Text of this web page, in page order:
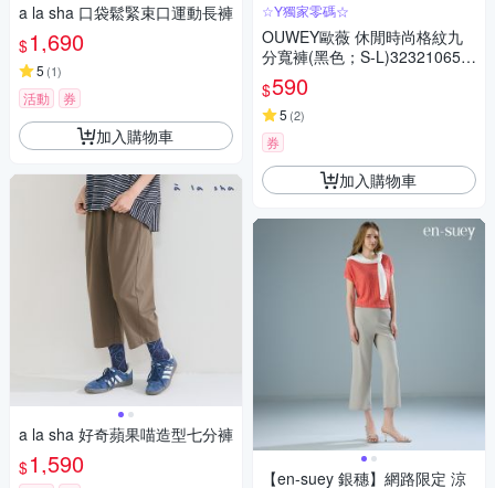
a la sha 口袋鬆緊束口運動長褲
$1,690
5 (1)
活動 券
加入購物車
a la sha 好奇蘋果喵造型七分褲
$1,590
☆Y獨家零碼☆
OUWEY歐薇 休閒時尚格紋九
分寬褲(黑色；S-L)323210650
$590
5 (2)
券
加入購物車
【en-suey 銀穗】網路限定 涼